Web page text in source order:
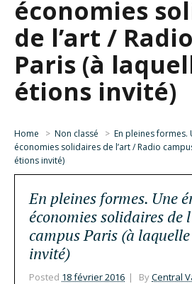
économies
de l’art /
Paris (à
étions invité)
Home > Non classé > En pleines formes.
économies solidaires de l’art / Radio
étions invité)
En pleines formes. Une
économies solidaires de
campus Paris (à
invité)
Posted 18 février 2016 ByCentral